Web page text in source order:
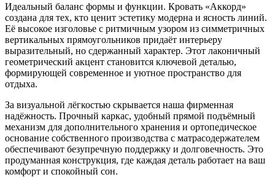
Идеальный баланс формы и функции. Кровать «Аккорд»
создана для тех, кто ценит эстетику модерна и ясность линий.
Её высокое изголовье с ритмичным узором из симметричных
вертикальных прямоугольников придаёт интерьеру
выразительный, но сдержанный характер. Этот лаконичный
геометрический акцент становится ключевой деталью,
формирующей современное и уютное пространство для
отдыха.
За визуальной лёгкостью скрывается наша фирменная
надёжность. Прочный каркас, удобный прямой подъёмный
механизм для дополнительного хранения и ортопедическое
основание собственного производства с матрасодержателем
обеспечивают безупречную поддержку и долговечность. Это
продуманная конструкция, где каждая деталь работает на ваш
комфорт и спокойный сон.